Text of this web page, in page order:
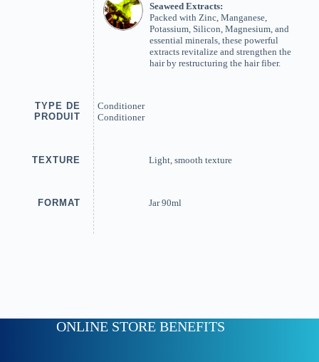
Seaweed Extracts:
Packed with Zinc, Manganese,
Potassium, Silicon, Magnesium, and
essential minerals, these powerful
extracts revitalize and strengthen the
hair by restructuring the hair fiber.
TYPE DE
PRODUIT
Conditioner
Conditioner
TEXTURE Light, smooth texture
FORMAT Jar 90ml
ONLINE STORE BENEFITS